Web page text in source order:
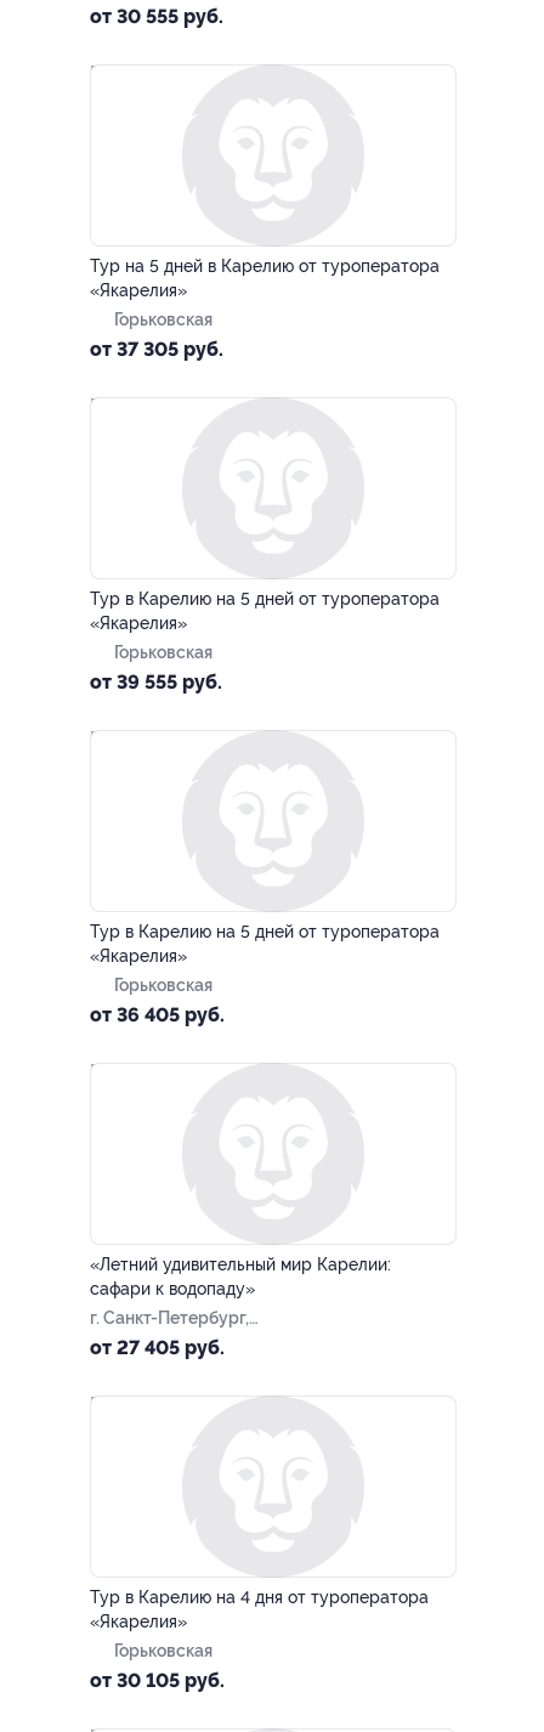
Большая Посадская ул, д. 16
от 30 555 руб.
Тур на 5 дней в Карелию от туроператора
«Якарелия»
Горьковская
от 37 305 руб.
Тур в Карелию на 5 дней от туроператора
«Якарелия»
Горьковская
от 39 555 руб.
Тур в Карелию на 5 дней от туроператора
«Якарелия»
Горьковская
от 36 405 руб.
«Летний удивительный мир Карелии:
сафари к водопаду»
г. Санкт-Петербург,
Большая Посадская ул, д. 16
от 27 405 руб.
Тур в Карелию на 4 дня от туроператора
«Якарелия»
Горьковская
от 30 105 руб.